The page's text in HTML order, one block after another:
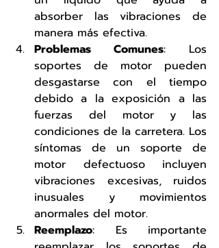
absorber las vibraciones de
manera más efectiva.
Problemas Comunes: Los
soportes de motor pueden
desgastarse con el tiempo
debido a la exposición a las
fuerzas del motor y las
condiciones de la carretera. Los
síntomas de un soporte de
motor defectuoso incluyen
vibraciones excesivas, ruidos
inusuales y movimientos
anormales del motor.
Reemplazo: Es importante